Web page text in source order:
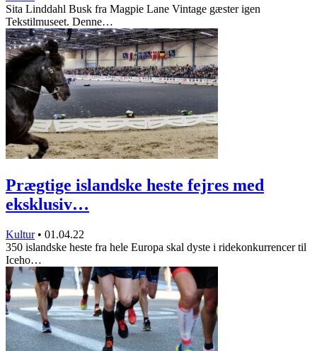
Sita Linddahl Busk fra Magpie Lane Vintage gæster igen
Tekstilmuseet. Denne…
Prægtige islandske heste fejres med
eksklusiv…
Kultur • 01.04.22
350 islandske heste fra hele Europa skal dyste i ridekonkurrencer til
Iceho…